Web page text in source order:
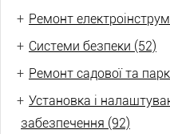
+ Ремонт
+ Системи безпеки (52)
+ Ремонт садової та
+ Установка і
забезпечення (92)